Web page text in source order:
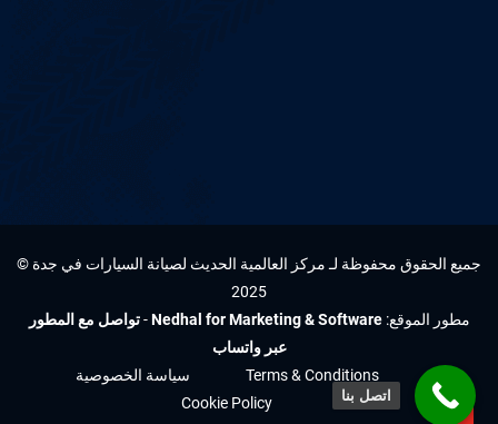
جميع الحقوق محفوظة لـ مركز العالمية الحديث لصيانة السيارات في جدة ©
2025
مطور الموقع:Nedhal for Marketing & Software
-تواصل مع المطور
عبر واتساب
Terms & Conditions
سياسة الخصوصية
Cookie Policy
اتصل بنا